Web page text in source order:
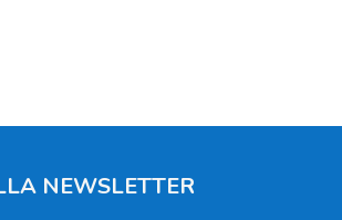
NEWSLETTER